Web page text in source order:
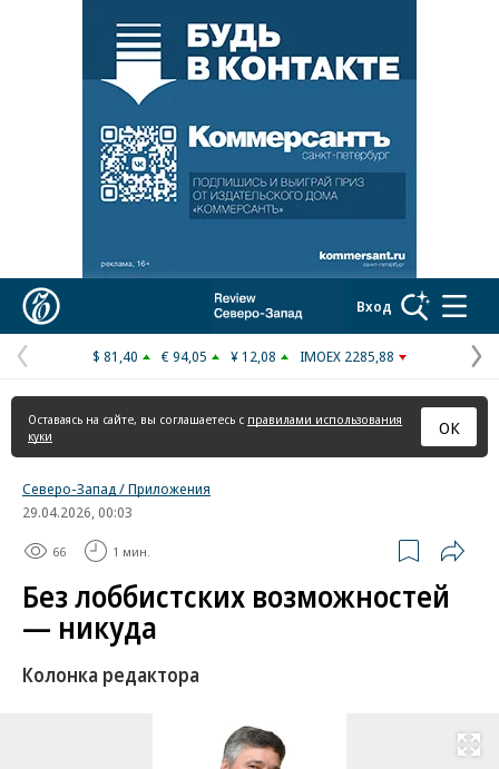
Реклама в «Ъ» www.kommersant.ru/ad
Вход
Предыдущая
страница
$ 81,40 € 94,05 ¥ 12,08 IMOEX 2285,88
Оставаясь на сайте, вы соглашаетесь с правилами использования
куки
ОК
Северо-Запад / Приложения
29.04.2026, 00:03
66 1 мин.
Без лоббистских возможностей
— никуда
Колонка редактора
Развернуть